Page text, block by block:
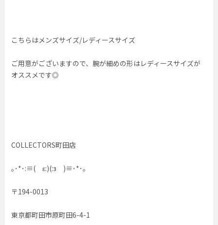
こちらはメンズサイズ/レディースサイズ
ご用意がございますので、腕が細めの形はレディースサイズが
オススメです◎
COLLECTORS町田店
｡･*･:≡( ε:)(:з )≡･*･｡
〒194-0013
東京都町田市原町田6-4-1